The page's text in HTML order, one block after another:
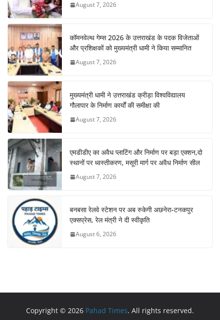
August 7, 2026
कॉमनवेल्थ गेम्स 2026 के उत्तराखंड के पदक विजेताओं
और प्रशिक्षकों को मुख्यमंत्री धामी ने किया सम्मानित
August 7, 2026
मुख्यमंत्री धामी ने उत्तराखंड क्रीड़ा विश्वविद्यालय
गौलापार के निर्माण कार्यों की समीक्षा की
August 7, 2026
एमडीडीए का अवैध प्लाटिंग और निर्माण पर बड़ा एक्शन,दो
स्थानों पर ध्वस्तीकरण, मसूरी मार्ग पर अवैध निर्माण सील
August 7, 2026
बनबसा रेलवे स्टेशन पर अब रुकेगी अछनेरा-टनकपुर
एक्सप्रेस, रेल मंत्री ने दी स्वीकृति
August 6, 2026
Copyright © 2026 Pahad Times. All rights reserved.